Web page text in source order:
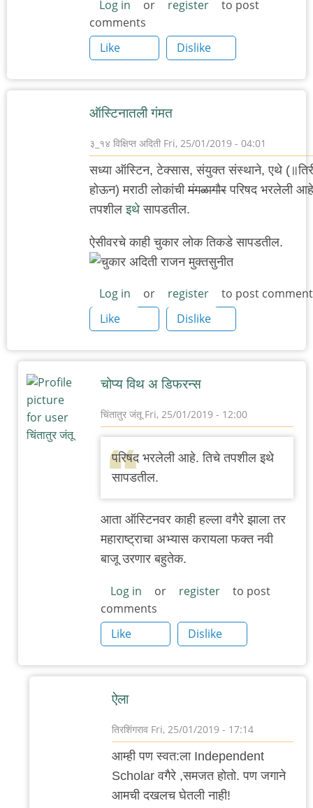
Log in or register
to post
comments
Like
Dislike
ऑस्टिनातली गंमत
३_१४ विक्षिप्त अदिती Fri, 25/01/2019 - 04:01
सध्या ऑस्टिन, टेक्सास, संयुक्त संस्थाने, एथे
होऊन) मराठी लोकांचीमंगळागौर परिषद भरलेली
तपशीलइथे सापडतील.
ऐसीवरचे काही चुकार लोक तिकडे सापडतील.
Log in or register
to post
Like
Dislike
चोप्य विथ अ डिफरन्स
चिंतातुर जंतूFri, 25/01/2019 - 12:00
reply
to
विक्षिप्त
अदिती
परिषद भरलेली आहे. तिचे तपशील इथे
सापडतील.
आता ऑस्टिनवर काही हल्ला वगैरे झाला तर
महाराष्ट्राचा अभ्यास करायला फक्त नवी
बाजू उरणार बहुतेक.
Log in or register
to post
comments
Like
Dislike
ऐला
तिरशिंगराव Fri, 25/01/2019 - 17:14
In
reply
आम्ही पण स्वत:ला Independent
Scholar वगैरे ,समजत होतो. पण जगाने
आमची दखलच घेतली नाही!